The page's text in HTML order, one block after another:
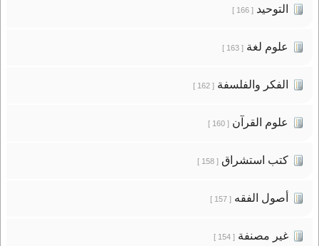
التوحيد[ 166 ]
علوم لغة[ 163 ]
الفكر والفلسفة[ 162 ]
علوم القرآن[ 160 ]
كتب استشراق[ 158 ]
أصول الفقه[ 157 ]
غير مصنفة[ 154 ]